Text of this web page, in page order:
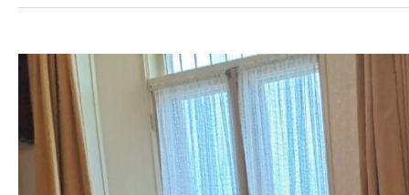
21
januari
Boekenwurmen!